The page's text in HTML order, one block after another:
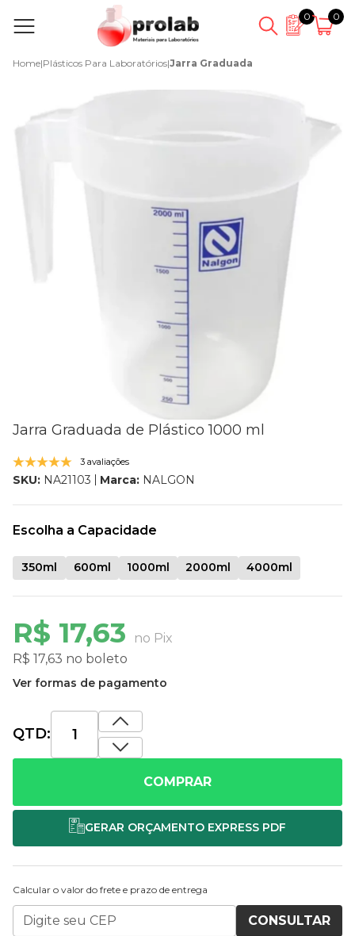
0 0
Home|Plásticos Para Laboratórios|Jarra Graduada
Jarra Graduada de Plástico 1000 ml
3 avaliações
SKU: NA21103 Marca: NALGON
R$ 17,63
no Pix
R$ 17,63 no boleto
Ver formas de pagamento
Escolha a Capacidade
350ml 600ml 1000ml 2000ml 4000ml
QTD:
COMPRAR
Calcular o valor do frete e prazo de entrega
CONSULTAR